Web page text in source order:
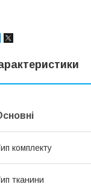
комплекту
тканини